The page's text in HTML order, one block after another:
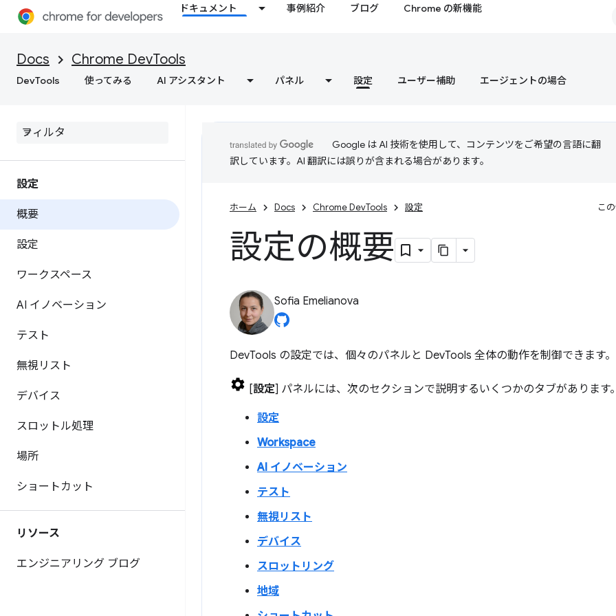
ドキュメント 事例紹介 ブログ Chrome の新機能
Docs Chrome DevTools
DevTools 使ってみる AI アシスタント パネル 設定 ユーザー補助 エージェントの場合
設定
概要
設定
ワークスペース
AI イノベーション
テスト
無視リスト
デバイス
スロットル処理
場所
ショートカット
リソース
エンジニアリング ブログ
Google は AI 技術を使用して、コンテンツをご希望の言語に翻
訳しています。AI 翻訳には誤りが含まれる場合があります。
ホーム Docs Chrome DevTools 設定 こ
設定の概要
Sofia Emelianova
DevTools の設定では、個々のパネルと DevTools 全体の動作を制御できます。
[設定] パネルには、次のセクションで説明するいくつかのタブがあります
設定
Workspace
AI イノベーション
テスト
無視リスト
デバイス
スロットリング
地域